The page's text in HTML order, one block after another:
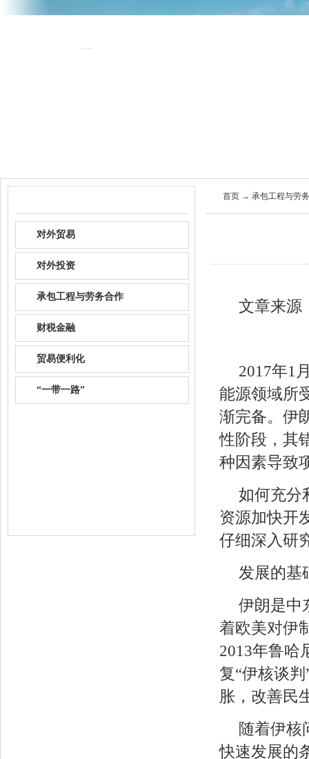
对外贸易
对外投资
承包工程与劳务合作
财税金融
贸易便利化
“一带一路”
首页 → 承包工程与劳
文章来源
2017年1
能源领域所
渐完备。伊
性阶段，其
种因素导致
如何充分
资源加快开
仔细深入研
发展的基
伊朗是中
着欧美对伊
2013年鲁哈
复“伊核谈
胀，改善民
随着伊核
快速发展的